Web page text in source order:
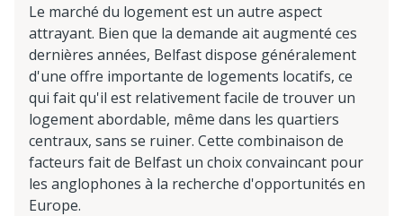
Le marché du logement est un autre aspect
attrayant. Bien que la demande ait augmenté ces
dernières années, Belfast dispose généralement
d'une offre importante de logements locatifs, ce
qui fait qu'il est relativement facile de trouver un
logement abordable, même dans les quartiers
centraux, sans se ruiner. Cette combinaison de
facteurs fait de Belfast un choix convaincant pour
les anglophones à la recherche d'opportunités en
Europe.